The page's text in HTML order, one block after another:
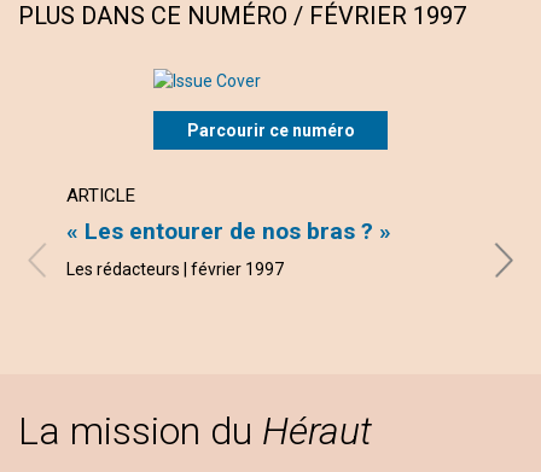
PLUS DANS CE NUMÉRO / FÉVRIER 1997
Parcourir ce numéro
ARTICLE
« Les entourer de nos bras ? »
Les rédacteurs | février 1997
La mission du Héraut